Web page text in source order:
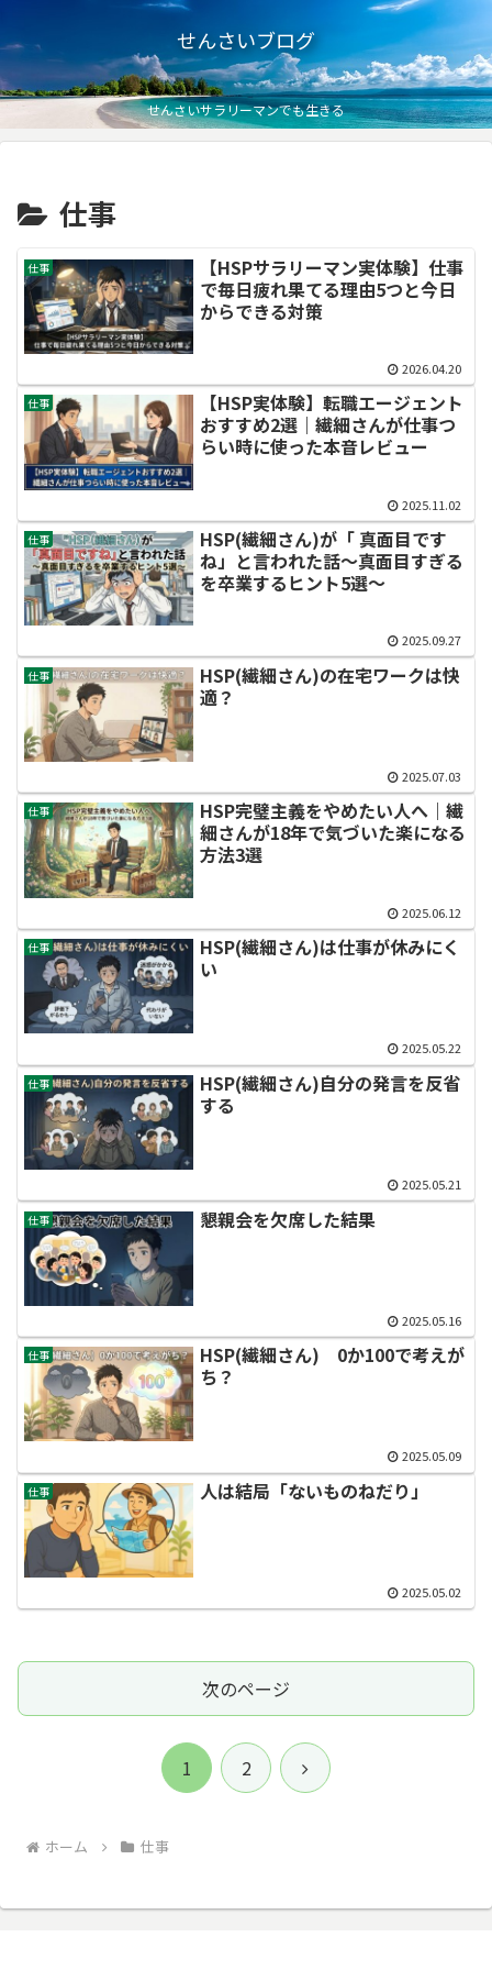
せんさいブログ
せんさいサラリーマンでも生きる
仕事
仕事
【HSPサラリーマン実体験】仕事
で毎日疲れ果てる理由5つと今日
からできる対策
2026.04.20
仕事
【HSP実体験】転職エージェント
おすすめ2選｜繊細さんが仕事つ
らい時に使った本音レビュー
2025.11.02
仕事
HSP(繊細さん)が「 真面目です
ね」と言われた話〜真面目すぎる
を卒業するヒント5選〜
2025.09.27
仕事
HSP(繊細さん)の在宅ワークは快
適？
2025.07.03
仕事
HSP完璧主義をやめたい人へ｜繊
細さんが18年で気づいた楽になる
方法3選
2025.06.12
仕事
HSP(繊細さん)は仕事が休みにく
い
2025.05.22
仕事
HSP(繊細さん)自分の発言を反省
する
2025.05.21
仕事 懇親会を欠席した結果
2025.05.16
仕事
HSP(繊細さん) 0か100で考えが
ち？
2025.05.09
仕事 人は結局「ないものねだり」
2025.05.02
次のページ
1 2
次
ホーム 仕事